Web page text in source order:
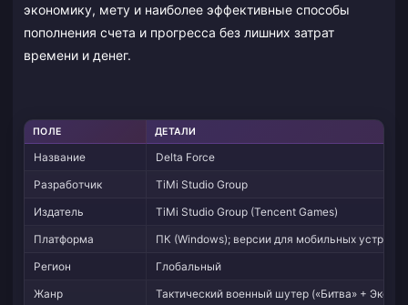
экономику, мету и наиболее эффективные способы
пополнения счета и прогресса без лишних затрат
времени и денег.
ПОЛЕ ДЕТАЛИ
Название
Delta Force
Разработчик
TiMi Studio Group
Издатель
TiMi Studio Group (Tencent Games)
Платформа
ПК (Windows); версии для мобильных
Регион
Глобальный
Жанр
Тактический военный шутер («Битва» +